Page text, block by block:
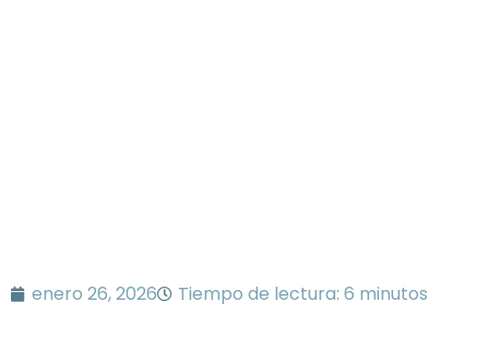
enero 26, 2026 Tiempo de lectura: 6 minutos